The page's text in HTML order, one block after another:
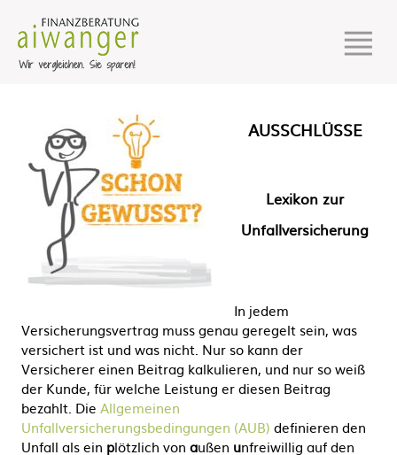
AUSSCHLÜSSE
Lexikon zur
Unfallversicherung
In jedem
Versicherungsvertrag muss genau geregelt sein, was
versichert ist und was nicht. Nur so kann der
Versicherer einen Beitrag kalkulieren, und nur so weiß
der Kunde, für welche Leistung er diesen Beitrag
bezahlt. Die Allgemeinen
Unfallversicherungsbedingungen (AUB) definieren den
Unfall als ein plötzlich von außen unfreiwillig auf den